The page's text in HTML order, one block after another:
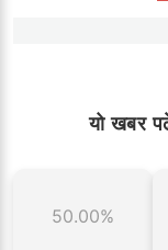
यो खबर
50.00%